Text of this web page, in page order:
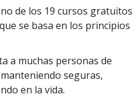
de los 19 cursos gratuitos
se basa en los principios
a muchas personas de
seguras,
en la vida.